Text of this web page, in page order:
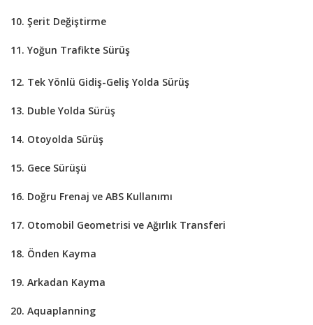
10. Şerit Değiştirme
11. Yoğun Trafikte Sürüş
12. Tek Yönlü Gidiş-Geliş Yolda Sürüş
13. Duble Yolda Sürüş
14. Otoyolda Sürüş
15. Gece Sürüşü
16. Doğru Frenaj ve ABS Kullanımı
17. Otomobil Geometrisi ve Ağırlık Transferi
18. Önden Kayma
19. Arkadan Kayma
20. Aquaplanning